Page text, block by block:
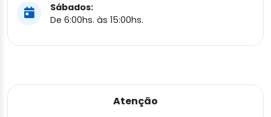
Sábados:
De 6:00hs. às 15:00hs.
Atenção